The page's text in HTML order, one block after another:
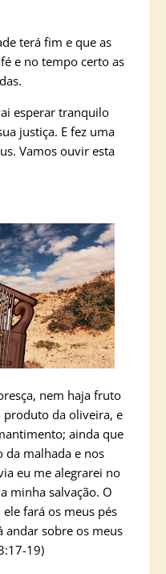
terá fim e que as
e no tempo certo as
esperar tranquilo
justiça. E fez uma
Vamos ouvir esta
nem haja fruto
produto da oliveira, e
ainda que
da malhada e nos
eu me alegrarei no
minha salvação. O
fará os meus pés
andar sobre os meus
19)